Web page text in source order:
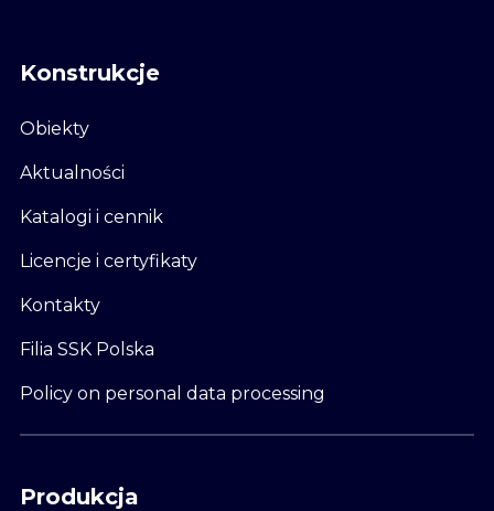
Konstrukcje
Obiekty
Aktualności
Katalogi i cennik
Licencje i certyfikaty
Kontakty
Filia SSK Polska
Policy on personal data processing
Produkcja